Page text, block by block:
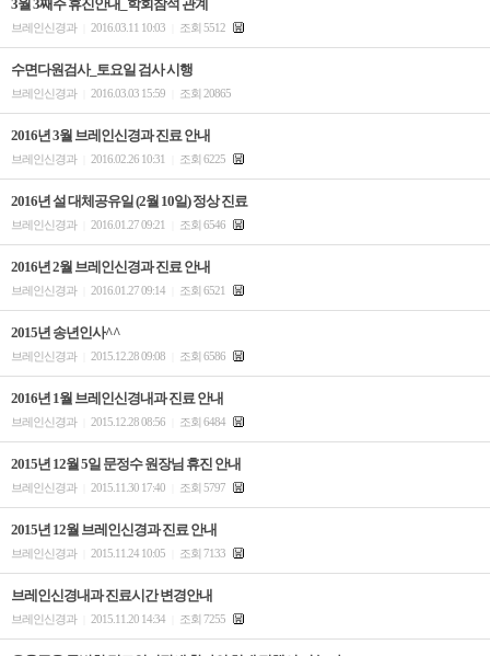
3월 3째주 휴진안내_학회참석 관계
브레인신경과 2016.03.11 10:03 조회 5512
수면다원검사_토요일 검사 시행
브레인신경과 2016.03.03 15:59 조회 20865
2016년 3월 브레인신경과 진료 안내
브레인신경과 2016.02.26 10:31 조회 6225
2016년 설 대체공유일 (2월 10일) 정상 진료
브레인신경과 2016.01.27 09:21 조회 6546
2016년 2월 브레인신경과 진료 안내
브레인신경과 2016.01.27 09:14 조회 6521
2015년 송년인사^^
브레인신경과 2015.12.28 09:08 조회 6586
2016년 1월 브레인신경내과 진료 안내
브레인신경과 2015.12.28 08:56 조회 6484
2015년 12월 5일 문정수 원장님 휴진 안내
브레인신경과 2015.11.30 17:40 조회 5797
2015년 12월 브레인신경과 진료 안내
브레인신경과 2015.11.24 10:05 조회 7133
브레인신경내과 진료시간 변경안내
브레인신경과 2015.11.20 14:34 조회 7255